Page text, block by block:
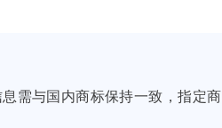
需与国内商标保持一致，指定商